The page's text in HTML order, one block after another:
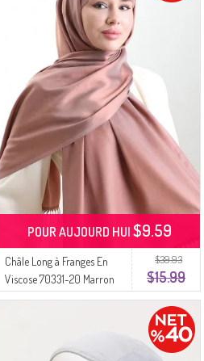
$39.93
$15.99
Châle Long à Franges En
Viscose 70331-20 Marron
Clair
POUR AUJOURD HUI $9.59